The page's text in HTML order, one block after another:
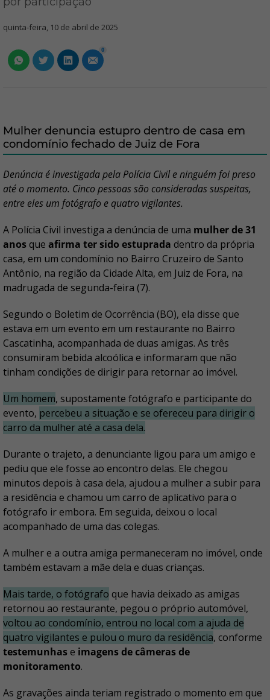
quinta-feira, 10 de abril de 2025
0
Mulher denuncia estupro dentro de casa em
condomínio fechado de Juiz de Fora
Denúncia é investigada pela Polícia Civil e ninguém foi preso
até o momento. Cinco pessoas são consideradas suspeitas,
entre eles um fotógrafo e quatro vigilantes.
A Polícia Civil investiga a denúncia de uma mulher de 31
anosque afirma ter sido estuprada dentro da própria
casa, em um condomínio no Bairro Cruzeiro de Santo
Antônio, na região da Cidade Alta, em Juiz de Fora, na
madrugada de segunda-feira (7).
Segundo o Boletim de Ocorrência (BO), ela disse que
estava em um evento em um restaurante no Bairro
Cascatinha, acompanhada de duas amigas. As três
consumiram bebida alcoólica e informaram que não
tinham condições de dirigir para retornar ao imóvel.
Um homem, supostamente fotógrafo e participante do
evento, percebeu a situação e se ofereceu para dirigir o
carro da mulher até a casa dela.
Durante o trajeto, a denunciante ligou para um amigo e
pediu que ele fosse ao encontro delas. Ele chegou
minutos depois à casa dela, ajudou a mulher a subir para
a residência e chamou um carro de aplicativo para o
fotógrafo ir embora. Em seguida, deixou o local
acompanhado de uma das colegas.
A mulher e a outra amiga permaneceram no imóvel, onde
também estavam a mãe dela e duas crianças.
Mais tarde, o fotógrafo que havia deixado as amigas
retornou ao restaurante, pegou o próprio automóvel,
voltou ao condomínio, entrou no local com a ajuda de
quatro vigilantes e pulou o muro da residência, conforme
testemunhase imagens de câmeras de
monitoramento.
As gravações ainda teriam registrado o momento em que